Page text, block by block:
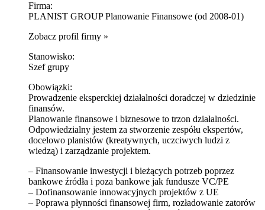
Firma:
PLANIST GROUP Planowanie Finansowe (od 2008-01)
Zobacz profil firmy »
Stanowisko:
Szef grupy
Obowiązki:
Prowadzenie eksperckiej działalności doradczej w dziedzinie
finansów.
Planowanie finansowe i biznesowe to trzon działalności.
Odpowiedzialny jestem za stworzenie zespółu ekspertów,
docelowo planistów (kreatywnych, uczciwych ludzi z
wiedzą) i zarządzanie projektem.
– Finansowanie inwestycji i bieżących potrzeb poprzez
bankowe źródła i poza bankowe jak fundusze VC/PE
– Dofinansowanie innowacyjnych projektów z UE
– Poprawa płynności finansowej firm, rozładowanie zatorów